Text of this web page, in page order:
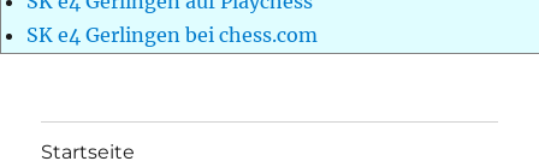
SK e4 Gerlingen bei chess.com
Startseite